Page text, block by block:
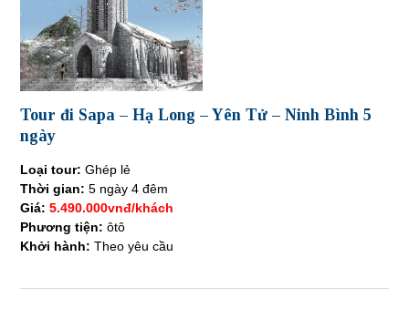
Tour đi Sapa – Hạ Long – Yên Tử – Ninh Bình 5
ngày
Loại tour:Ghép lẻ
Thời gian:5 ngày 4 đêm
Giá: 5.490.000vnđ/khách
Phương tiện:ôtô
Khởi hành:Theo yêu cầu